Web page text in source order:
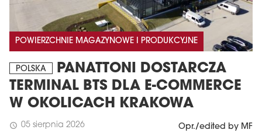
POWIERZCHNIE MAGAZYNOWE I PRODUKCYJNE
POLSKA
PANATTONI DOSTARCZA
TERMINAL BTS DLA E-COMMERCE
W OKOLICACH KRAKOWA
schedule 05 sierpnia 2026 Opr./edited by MF